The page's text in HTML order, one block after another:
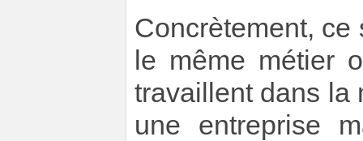
Concrètement, ce
le même métier
travaillent dans
une entreprise